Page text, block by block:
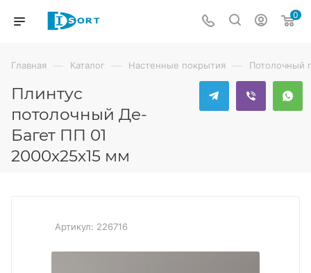
0
Главная — Каталог — Настенные покрытия — Потолочный
Плинтус
потолочный Де-
Багет ПП 01
2000х25х15 мм
Артикул: 226716